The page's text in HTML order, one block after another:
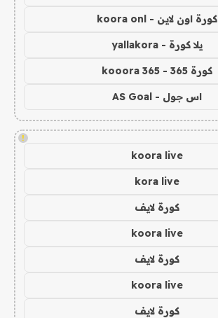
كورة اون لاين - koora onl
يلا كورة - yallakora
كورة 365 - kooora 365
اس جول - AS Goal
!
koora live
kora live
كورة لايف
koora live
كورة لايف
koora live
كورة لايف